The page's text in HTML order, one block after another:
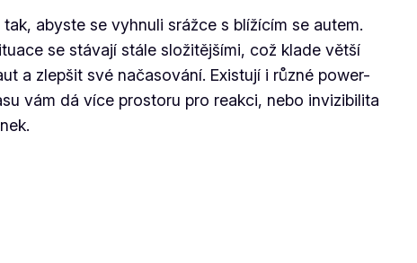
abyste se vyhnuli srážce s blížícím se autem.
se stávají stále složitějšími, což klade větší
a zlepšit své načasování. Existují i různé power-
vám dá více prostoru pro reakci, nebo invizibilita